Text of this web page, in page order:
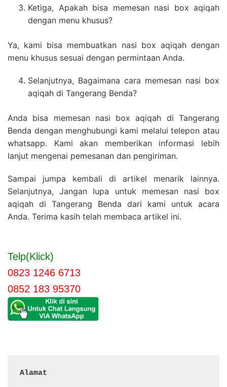
Ketiga, Apakah bisa memesan nasi box aqiqah
dengan menu khusus?
Ya, kami bisa membuatkan nasi box aqiqah dengan
menu khusus sesuai dengan permintaan Anda.
Selanjutnya, Bagaimana cara memesan nasi box
aqiqah di Tangerang Benda?
Anda bisa memesan nasi box aqiqah di Tangerang
Benda dengan menghubungi kami melalui telepon atau
whatsapp. Kami akan memberikan informasi lebih
lanjut mengenai pemesanan dan pengiriman.
Sampai jumpa kembali di artikel menarik lainnya.
Selanjutnya, Jangan lupa untuk memesan nasi box
aqiqah di Tangerang Benda dari kami untuk acara
Anda. Terima kasih telah membaca artikel ini.
Telp(Klick)
0823 1246 6713
0852 183 95370
Alamat